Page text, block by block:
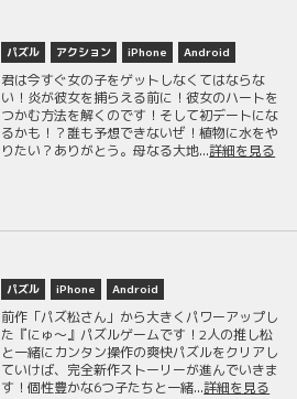
パズル アクション iPhone Android
君は今すぐ女の子をゲットしなくてはならな
い！炎が彼女を捕らえる前に！彼女のハートを
つかむ方法を解くのです！そして初デートにな
るかも！？誰も予想できないぜ！植物に水をや
りたい？ありがとう。母なる大地...詳細を見る
パズル iPhone Android
前作「パズ松さん」から大きくパワーアップし
た『にゅ～』パズルゲームです！2人の推し松
と一緒にカンタン操作の爽快パズルをクリアし
ていけば、完全新作ストーリーが進んでいきま
す！個性豊かな6つ子たちと一緒...詳細を見る